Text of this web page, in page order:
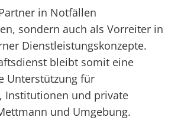
in Notfällen
sondern auch als Vorreiter in
Dienstleistungskonzepte.
bleibt somit eine
Unterstützung für
Institutionen und private
und Umgebung.